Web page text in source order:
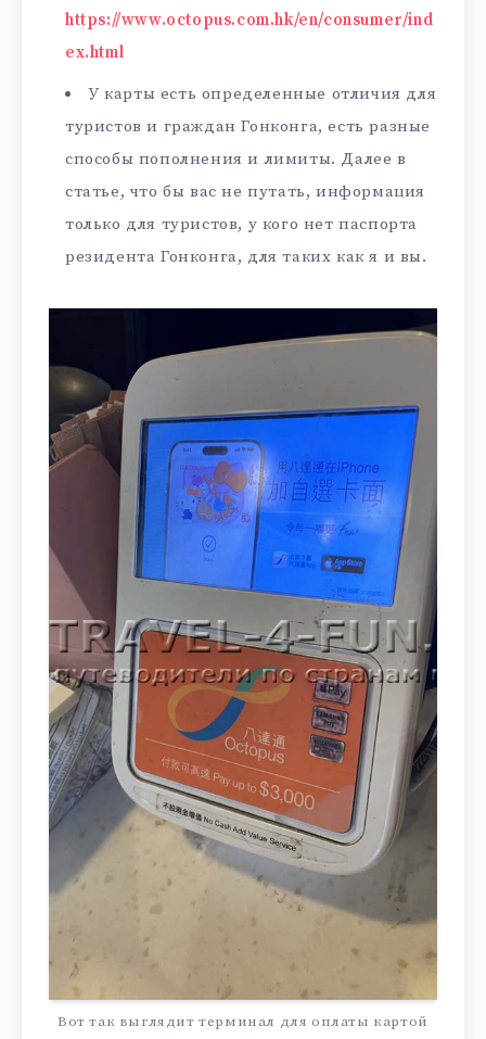
https://www.octopus.com.hk/en/consumer/ind
ex.html
У карты есть определенные отличия для
туристов и граждан Гонконга, есть разные
способы пополнения и лимиты. Далее в
статье, что бы вас не путать, информация
только для туристов, у кого нет паспорта
резидента Гонконга, для таких как я и вы.
Вот так выглядит терминал для оплаты картой